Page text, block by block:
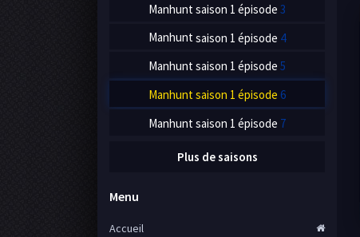
Manhunt saison 1 épisode 3
Manhuntsaison 1 épisode 4
Manhuntsaison 1 épisode 5
Manhuntsaison 1 épisode 6
Manhuntsaison 1 épisode 7
Plus de saisons
Menu
Accueil